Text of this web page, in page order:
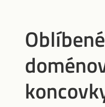
Oblíbené